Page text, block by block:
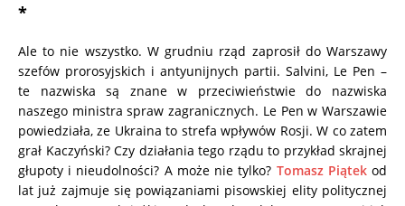
*
Ale to nie wszystko. W grudniu rząd zaprosił do Warszawy
szefów prorosyjskich i antyunijnych partii. Salvini, Le Pen –
te nazwiska są znane w przeciwieństwie do nazwiska
naszego ministra spraw zagranicznych. Le Pen w Warszawie
powiedziała, ze Ukraina to strefa wpływów Rosji. W co zatem
grał Kaczyński? Czy działania tego rządu to przykład skrajnej
głupoty i nieudolności? A może nie tylko? Tomasz Piątekod
lat już zajmuje się powiązaniami pisowskiej elity politycznej